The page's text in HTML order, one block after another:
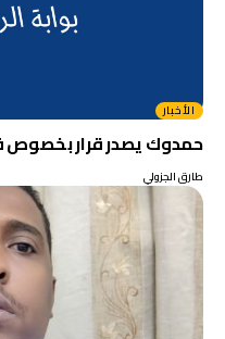
الأخبار
حمدوك يصدر قرار بخصوص
طارق الجزولي